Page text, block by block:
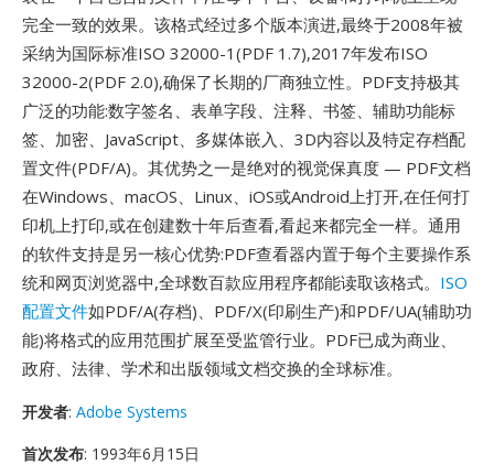
完全一致的效果。该格式经过多个版本演进,最终于2008年被
采纳为国际标准ISO 32000-1(PDF 1.7),2017年发布ISO
32000-2(PDF 2.0),确保了长期的厂商独立性。PDF支持极其
广泛的功能:数字签名、表单字段、注释、书签、辅助功能标
签、加密、JavaScript、多媒体嵌入、3D内容以及特定存档配
置文件(PDF/A)。其优势之一是绝对的视觉保真度 — PDF文档
在Windows、macOS、Linux、iOS或Android上打开,在任何打
印机上打印,或在创建数十年后查看,看起来都完全一样。通用
的软件支持是另一核心优势:PDF查看器内置于每个主要操作系
统和网页浏览器中,全球数百款应用程序都能读取该格式。 ISO
配置文件如PDF/A(存档)、PDF/X(印刷生产)和PDF/UA(辅助功
能)将格式的应用范围扩展至受监管行业。PDF已成为商业、
政府、法律、学术和出版领域文档交换的全球标准。
开发者: Adobe Systems
首次发布: 1993年6月15日